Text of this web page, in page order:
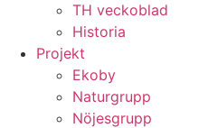
TH veckoblad
Historia
Projekt
Ekoby
Naturgrupp
Nöjesgrupp